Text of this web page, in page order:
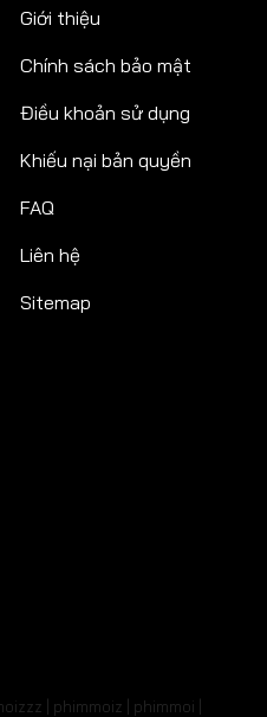
Giới thiệu
Chính sách bảo mật
Điều khoản sử dụng
Khiếu nại bản quyền
FAQ
Liên hệ
Sitemap
| phimmoiz | phimmoi |